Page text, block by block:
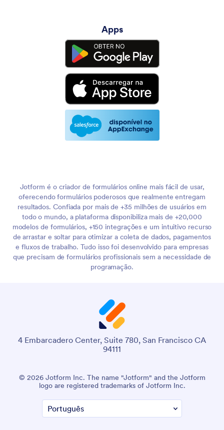
Apps
Jotform é o criador de formulários online mais fácil de usar,
oferecendo formulários poderosos que realmente entregam
resultados. Confiada por mais de +35 milhões de usuários em
todo o mundo, a plataforma disponibiliza mais de +20,000
modelos de formulários, +150 integrações e um intuitivo recurso
de arrastar e soltar para otimizar a coleta de dados, pagamentos
e fluxos de trabalho. Tudo isso foi desenvolvido para empresas
que precisam de formulários profissionais sem a necessidade de
programação.
4 Embarcadero Center, Suite 780, San Francisco CA
94111
© 2026 Jotform Inc. O nome "Jotform" e o logotipo da
Jotform são marcas registradas da Jotform Inc.